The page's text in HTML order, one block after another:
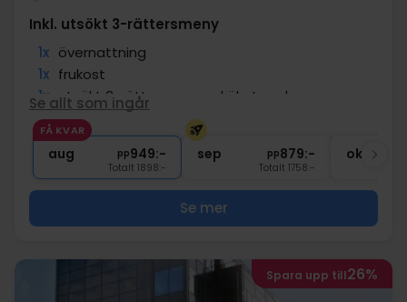
Inkl. utsökt 3-rättersmeny
1x övernattning
1x frukost
1x utsökt 3-rättersmeny - kökets val
1x Välkomstdrink kl 17:00
∞ Gratis parkering och internet
Se allt som ingår
FÅ KVAR
aug pp949:-
Totalt 1898:-
sep pp879:-
Totalt 1758:-
okt
Se mer
Spara upp till26%